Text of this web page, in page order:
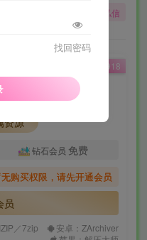
私信
NOVENDREAM-品牌内衣黛安芬发布会花絮4K超清版
资源
钻石会员 免费
购买权限，请先开通会员
员
／7zip
安卓：ZArchiver
已售 6918
找回密码